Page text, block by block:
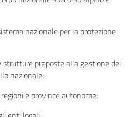
nazionale per la protezione
preposte alla gestione dei
nazionale;
e province autonome;